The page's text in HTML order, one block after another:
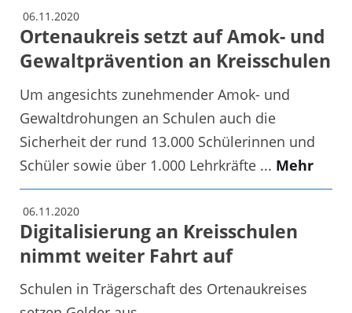
06.11.2020
Ortenaukreis setzt auf Amok- und
Gewaltprävention an Kreisschulen
Um angesichts zunehmender Amok- und
Gewaltdrohungen an Schulen auch die
Sicherheit der rund 13.000 Schülerinnen und
Schüler sowie über 1.000 Lehrkräfte ... Mehr
06.11.2020
Digitalisierung an Kreisschulen
nimmt weiter Fahrt auf
Schulen in Trägerschaft des Ortenaukreises